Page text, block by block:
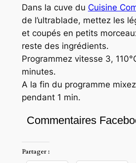
Dans la cuve du Cuisine
de l’ultrablade, mettez les
et coupés en petits
reste des ingrédients.
Programmez vitesse 3,
minutes.
A la fin du programme
pendant 1 min.
Commentaires
Partager :